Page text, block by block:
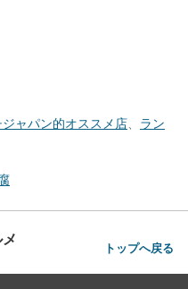
ジャパン的オススメ店
ラン
トップへ戻る